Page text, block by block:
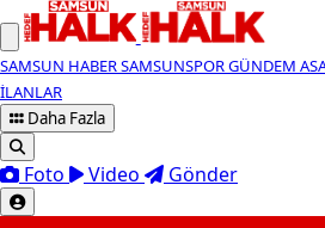
SAMSUN HABERSAMSUNSPORGÜNDEM
İLANLAR
Daha Fazla
Foto Video Gönder